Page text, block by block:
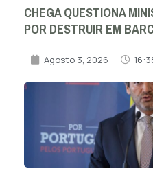
CHEGA QUESTIONA
POR DESTRUIR EM
Agosto 3, 2026